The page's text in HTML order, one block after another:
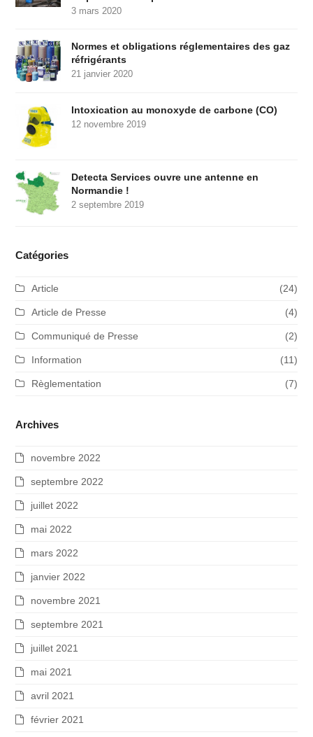
3 mars 2020
Normes et obligations réglementaires des gaz
réfrigérants
21 janvier 2020
Intoxication au monoxyde de carbone (CO)
12 novembre 2019
Detecta Services ouvre une antenne en
Normandie !
2 septembre 2019
Catégories
Article (24)
Article de Presse (4)
Communiqué de Presse (2)
Information (11)
Règlementation (7)
Archives
novembre 2022
septembre 2022
juillet 2022
mai 2022
mars 2022
janvier 2022
novembre 2021
septembre 2021
juillet 2021
mai 2021
avril 2021
février 2021